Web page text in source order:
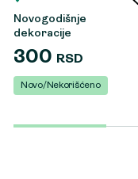
Novogodišnje
dekoracije
300 RSD
Novo/Nekorišćeno